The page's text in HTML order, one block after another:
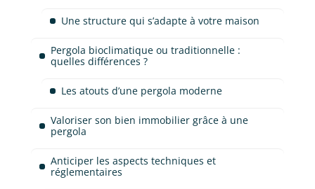
Une structure qui s’adapte à votre maison
Pergola bioclimatique ou traditionnelle :
quelles différences ?
Les atouts d’une pergola moderne
Valoriser son bien immobilier grâce à une
pergola
Anticiper les aspects techniques et
réglementaires